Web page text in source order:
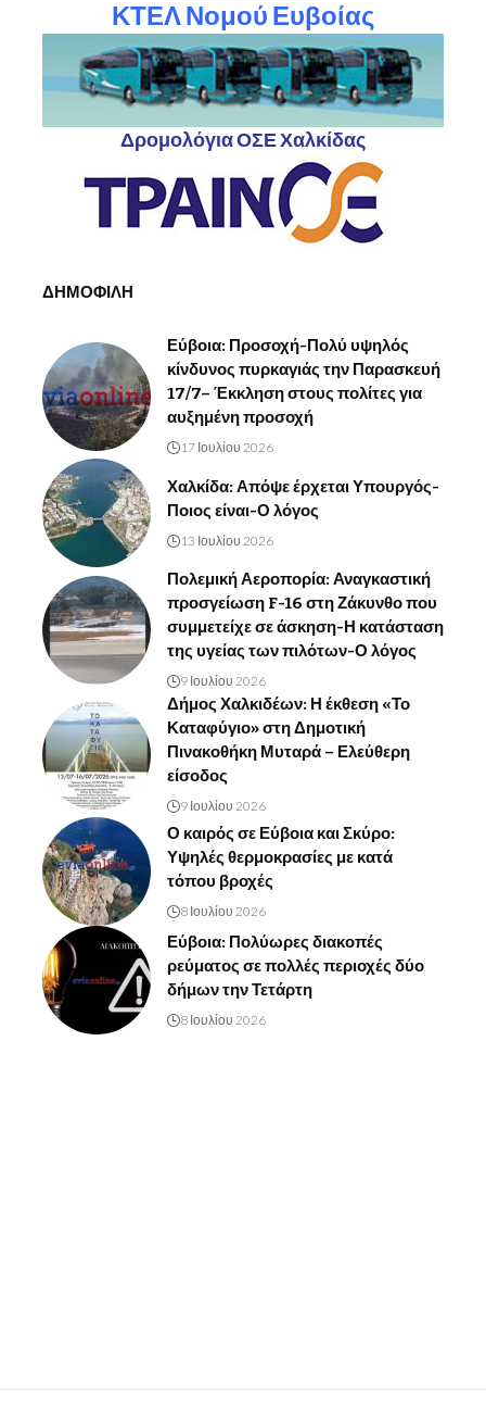
ΚΤΕΛ Νομού Ευβοίας
Δρομολόγια ΟΣΕ Χαλκίδας
ΔΗΜΟΦΙΛΗ
Εύβοια: Προσοχή-Πολύ υψηλός
κίνδυνος πυρκαγιάς την Παρασκευή
17/7– Έκκληση στους πολίτες για
αυξημένη προσοχή
17 Ιουλίου 2026
Χαλκίδα: Απόψε έρχεται Υπουργός-
Ποιος είναι-Ο λόγος
13 Ιουλίου 2026
Πολεμική Αεροπορία: Αναγκαστική
προσγείωση F-16 στη Ζάκυνθο που
συμμετείχε σε άσκηση-Η κατάσταση
της υγείας των πιλότων-Ο λόγος
9 Ιουλίου 2026
Δήμος Χαλκιδέων: Η έκθεση «Το
Καταφύγιο» στη Δημοτική
Πινακοθήκη Μυταρά – Ελεύθερη
είσοδος
9 Ιουλίου 2026
Ο καιρός σε Εύβοια και Σκύρο:
Υψηλές θερμοκρασίες με κατά
τόπου βροχές
8 Ιουλίου 2026
Εύβοια: Πολύωρες διακοπές
ρεύματος σε πολλές περιοχές δύο
δήμων την Τετάρτη
8 Ιουλίου 2026